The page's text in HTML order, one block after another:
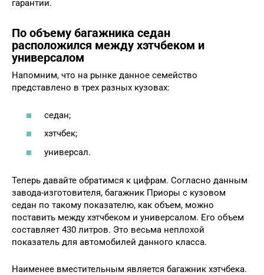
гарантии.
По объему багажника седан
расположился между хэтчбеком и
универсалом
Напомним, что на рынке данное семейство
представлено в трех разных кузовах:
седан;
хэтчбек;
универсал.
Теперь давайте обратимся к цифрам. Согласно данным
завода-изготовителя, багажник Приоры с кузовом
седан по такому показателю, как объем, можно
поставить между хэтчбеком и универсалом. Его объем
составляет 430 литров. Это весьма неплохой
показатель для автомобилей данного класса.
Наименее вместительным является багажник хэтчбека.